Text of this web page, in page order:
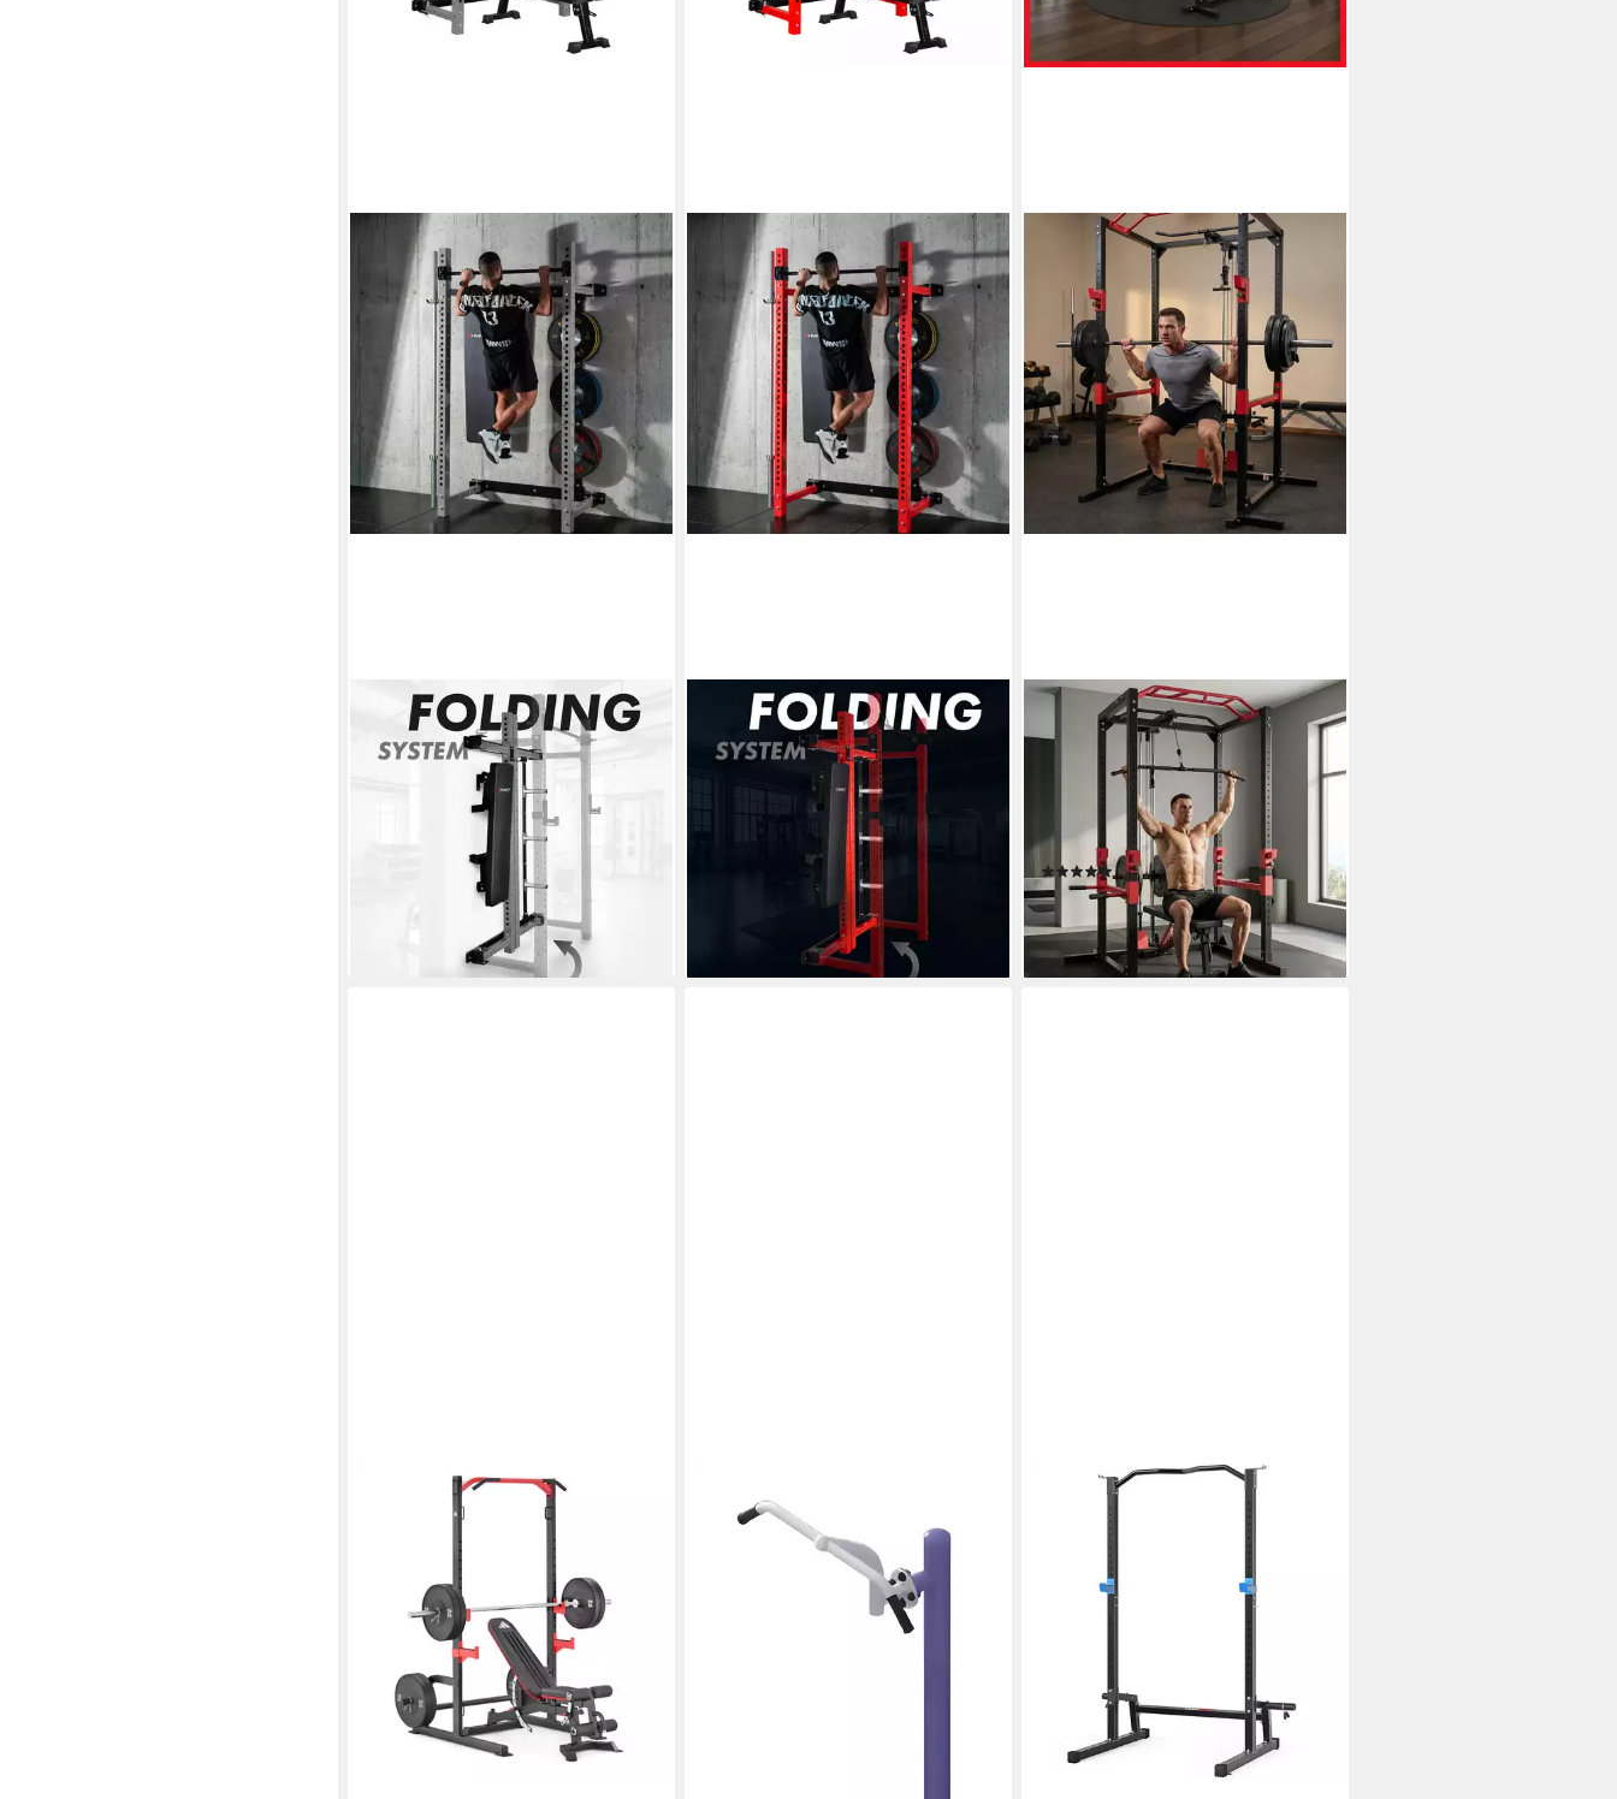
Power Rack Wand-Kraftstation
KLT34 klappbar
max. Benutzergewicht
max. Trainingsgewicht
955,90 €
lieferbar - in 5-6 Werktagen bei dir
Power Rack Wand-Kraftstation
Klimmzugstange klappbar
max. Benutzergewicht
400.0 kg
max. Trainingsgewicht
1.049,00 €
lieferbar - in 5-6 Werktagen bei dir
Power Rack Power Rack-Kraftstation,
Power Cage,Mit Latzzug und
Ruderfunktion
max. Benutzergewicht
200 kg
max. Trainingsgewicht
(2)
399,99 € UVP599,99 €
-33%
lieferbar - in 2-3 Werktagen bei dir
Power Rack Vielseitiges
Straßensportgerät mit Kabelzug und
max. Benutzergewicht
max. Trainingsgewicht